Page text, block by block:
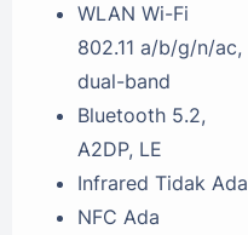
WLAN Wi-Fi
802.11 a/b/g/n/ac,
dual-band
Bluetooth 5.2,
A2DP, LE
Infrared Tidak Ada
NFC Ada